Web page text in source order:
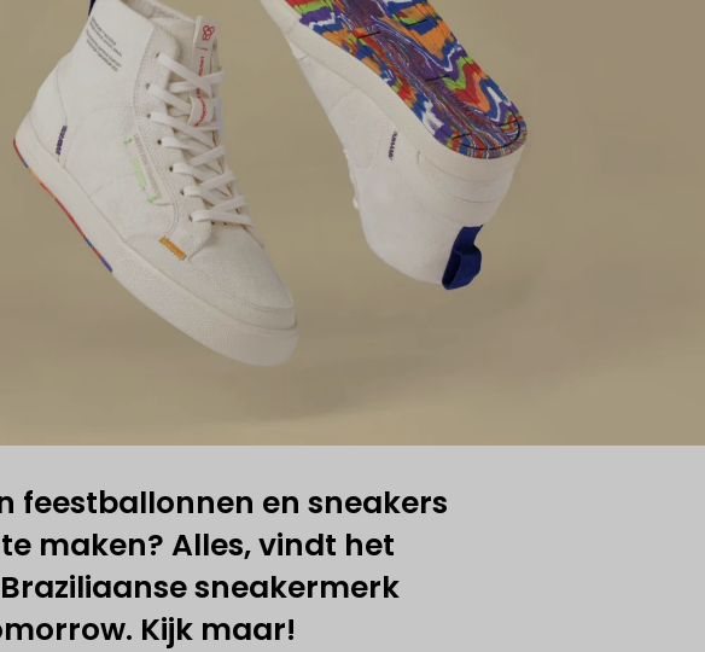
feestballonnen en sneakers
maken? Alles, vindt het
sneakermerk
Kijk maar!